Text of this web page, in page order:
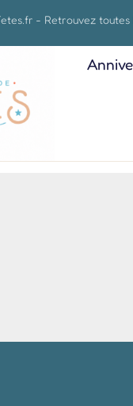
- Retrouvez